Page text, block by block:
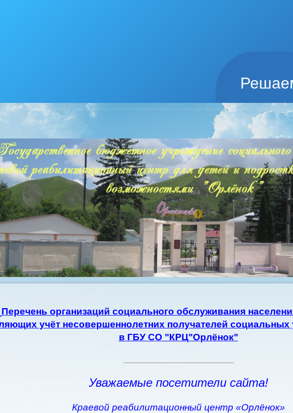
Перечень организаций социального обслуживания
учёт несовершеннолетних получателей социальных
в ГБУ СО "КРЦ"Орлёнок"
Уважаемые посетители сайта!
Краевой реабилитационный центр «Орлёнок»